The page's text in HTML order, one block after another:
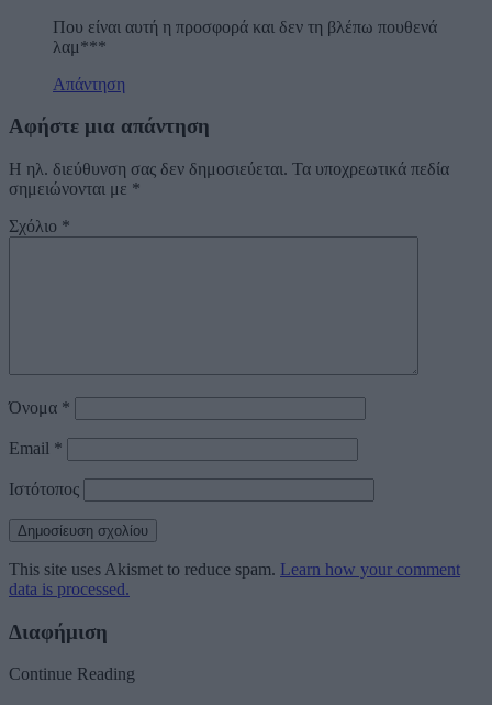
Που είναι αυτή η προσφορά και δεν τη βλέπω πουθενά
λαμ***
Απάντηση
Αφήστε μια απάντηση
Η ηλ. διεύθυνση σας δεν δημοσιεύεται. Τα υποχρεωτικά πεδία
σημειώνονται με *
Σχόλιο *
Όνομα *
Email *
Ιστότοπος
This site uses Akismet to reduce spam. Learn how your comment
data is processed.
Διαφήμιση
Continue Reading